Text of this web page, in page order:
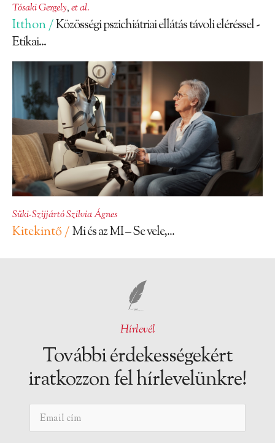
Tósaki Gergely,et al.
Itthon /Közösségi pszichiátriai ellátás távoli eléréssel -
Etikai...
Süki-Szijjártó Szilvia Ágnes
Kitekintő /Mi és az MI – Se vele,...
Hírlevél
További érdekességekért
iratkozzon fel hírlevelünkre!